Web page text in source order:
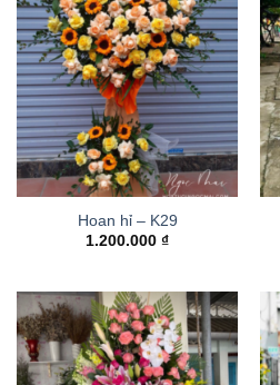
Hoan hỉ – K29
1.200.000 ₫